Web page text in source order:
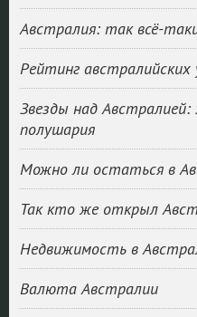
Австралия: так всё-
Рейтинг
Звезды над
полушария
Можно ли остаться в
Так кто же открыл
Недвижимость в
Валюта Австралии